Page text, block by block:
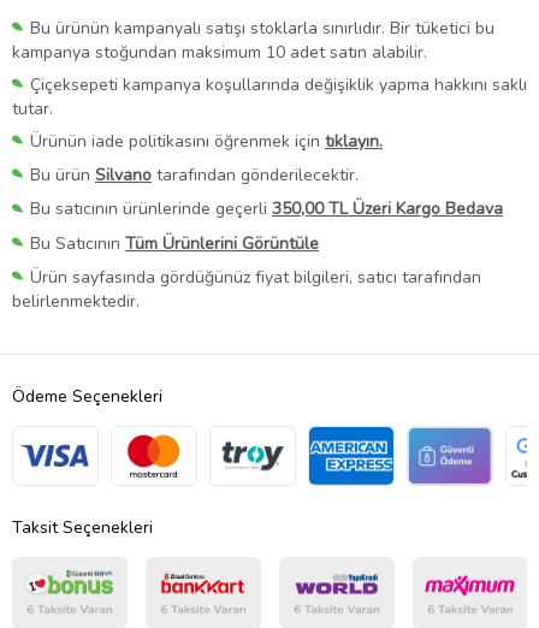
Bu ürünün kampanyalı satışı stoklarla sınırlıdır. Bir tüketici bu
kampanya stoğundan maksimum 10 adet satın alabilir.
Çiçeksepeti kampanya koşullarında değişiklik yapma hakkını saklı
tutar.
Ürünün iade politikasını öğrenmek için tıklayın.
Bu ürün Silvano tarafından gönderilecektir.
Bu satıcının ürünlerinde geçerli 350,00 TL Üzeri Kargo Bedava
Bu Satıcının Tüm Ürünlerini Görüntüle
Ürün sayfasında gördüğünüz fiyat bilgileri, satıcı tarafından
belirlenmektedir.
Ödeme Seçenekleri
Taksit Seçenekleri